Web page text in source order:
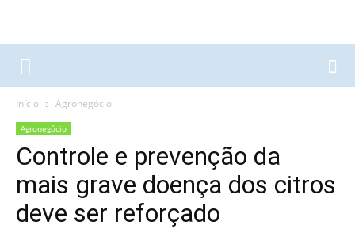
Início Agronegócio
Agronegócio
Controle e prevenção da
mais grave doença dos citros
deve ser reforçado